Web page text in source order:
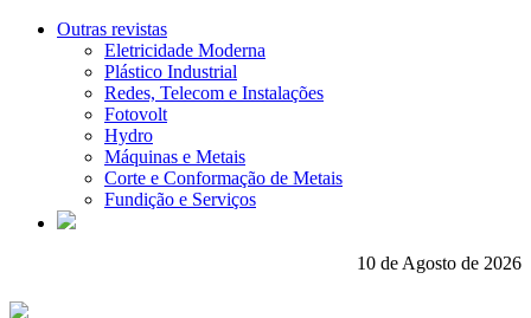
Outras revistas
Eletricidade Moderna
Plástico Industrial
Redes, Telecom e Instalações
Fotovolt
Hydro
Máquinas e Metais
Corte e Conformação de Metais
Fundição e Serviços
10 de Agosto de 2026